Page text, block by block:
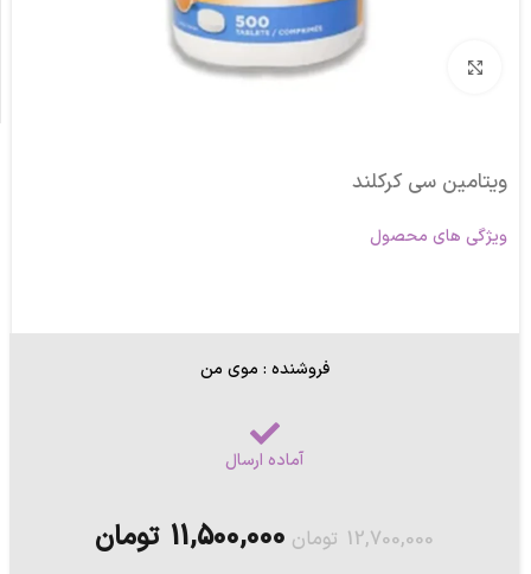
برای بزرگنمایی کلیک کنید
ویتامین سی کرکلند
ویژگی های محصول
فروشنده : موی من
آماده ارسال
12,700,000 تومان 11,500,000 تومان